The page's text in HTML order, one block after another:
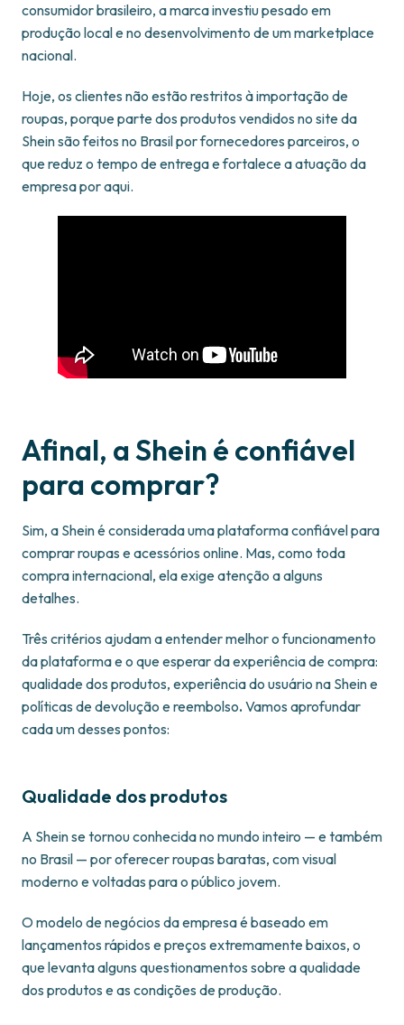
consumidor brasileiro, a marca investiu pesado em
produção local e no desenvolvimento de um marketplace
nacional.
Hoje, os clientes não estão restritos à importação de
roupas, porque parte dos produtos vendidos no site da
Shein são feitos no Brasil por fornecedores parceiros, o
que reduz o tempo de entrega e fortalece a atuação da
empresa por aqui.
Afinal, a Shein é confiável
para comprar?
Sim, a Shein é considerada uma plataforma confiável para
comprar roupas e acessórios online. Mas, como toda
compra internacional, ela exige atenção a alguns
detalhes.
Três critérios ajudam a entender melhor o funcionamento
da plataforma e o que esperar da experiência de compra:
qualidade dos produtos, experiência do usuário na Shein e
políticas de devolução e reembolso. Vamos aprofundar
cada um desses pontos:
Qualidade dos produtos
A Shein se tornou conhecida no mundo inteiro — e também
no Brasil — por oferecer roupas baratas, com visual
moderno e voltadas para o público jovem.
O modelo de negócios da empresa é baseado em
lançamentos rápidos e preços extremamente baixos, o
que levanta alguns questionamentos sobre a qualidade
dos produtos e as condições de produção.